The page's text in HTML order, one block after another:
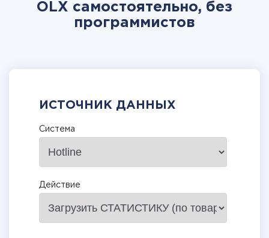
OLX самостоятельно, без
программистов
ИСТОЧНИК ДАННЫХ
Система
Действие